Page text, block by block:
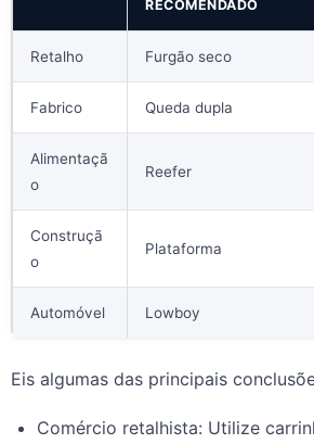
RECOMENDADO
Retalho Furgão seco
Fabrico Queda dupla
Alimentaçã
o
Reefer
Construçã
o
Plataforma
Automóvel Lowboy
Eis algumas das principais
Comércio retalhista: Utilize